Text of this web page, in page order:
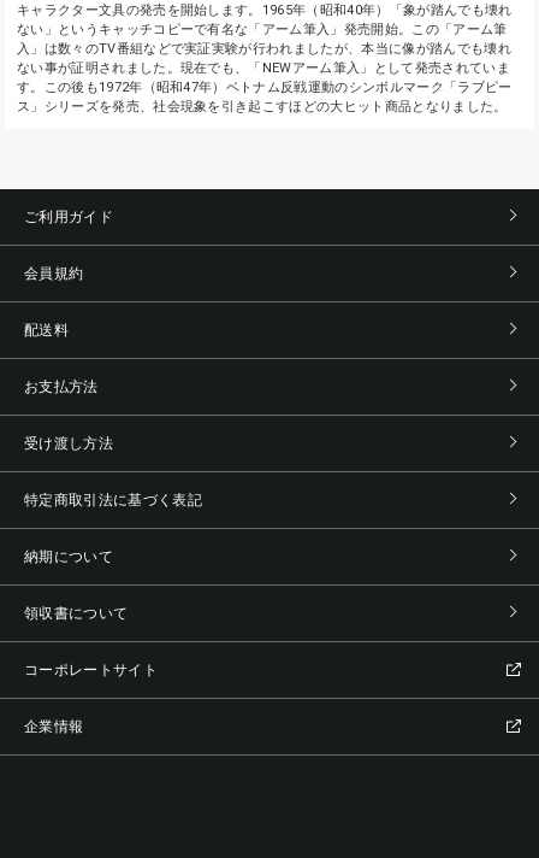
キャラクター文具の発売を開始します。1965年（昭和40年）「象が踏んでも壊れ
ない」というキャッチコピーで有名な「アーム筆入」発売開始。この「アーム筆
入」は数々のTV番組などで実証実験が行われましたが、本当に像が踏んでも壊れ
ない事が証明されました。現在でも、「NEWアーム筆入」として発売されていま
す。この後も1972年（昭和47年）ベトナム反戦運動のシンボルマーク「ラブピー
ス」シリーズを発売、社会現象を引き起こすほどの大ヒット商品となりました。
ご利用ガイド
会員規約
配送料
お支払方法
受け渡し方法
特定商取引法に基づく表記
納期について
領収書について
コーポレートサイト
企業情報